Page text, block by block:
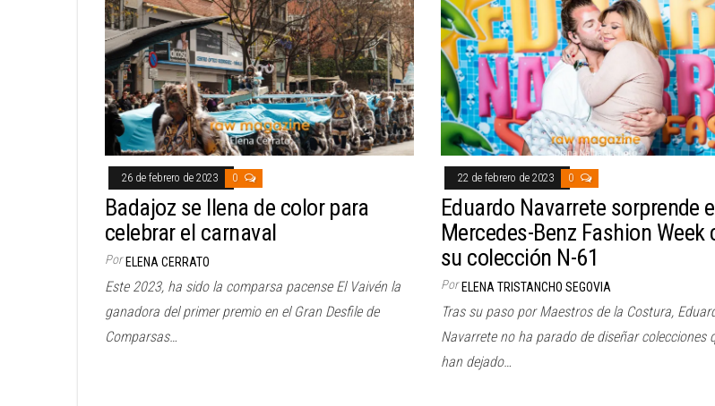
26 de febrero de 2023 0
Badajoz se llena de color para
celebrar el carnaval
Por ELENA CERRATO
Este 2023, ha sido la comparsa pacense El Vaivén la
ganadora del primer premio en el Gran Desfile de
Comparsas…
22 de febrero de 2023 0
Eduardo Navarrete sorprende
Mercedes-Benz Fashion Week
su colección N-61
Por ELENA TRISTANCHO SEGOVIA
Tras su paso por Maestros de la Costura,
Navarrete no ha parado de diseñar colecciones
han dejado…